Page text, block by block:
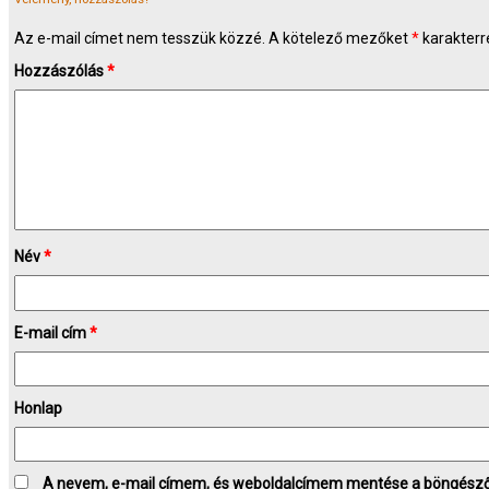
Az e-mail címet nem tesszük közzé. A kötelező mezőket*
Hozzászólás*
Név*
E-mail cím*
Honlap
A nevem, e-mail címem, és weboldalcímem mentése a